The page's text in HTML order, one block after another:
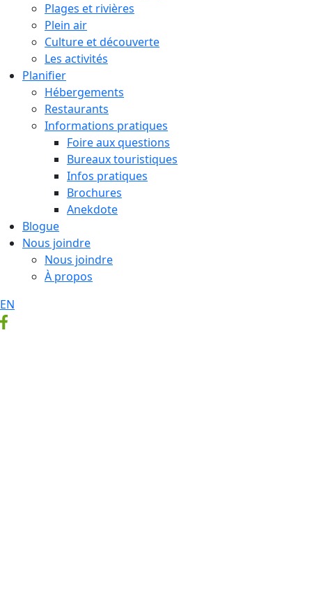
Plages et rivières
Plein air
Culture et découverte
Les activités
Planifier
Hébergements
Restaurants
Informations pratiques
Foire aux questions
Bureaux touristiques
Infos pratiques
Brochures
Anekdote
Blogue
Nous joindre
Nous joindre
À propos
EN